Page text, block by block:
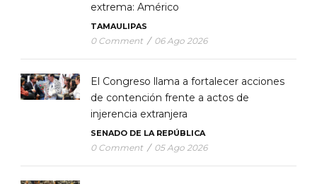
extrema: Américo
TAMAULIPAS
0 Comment / 06 Ago 2026
El Congreso llama a fortalecer acciones
de contención frente a actos de
injerencia extranjera
SENADO DE LA REPÚBLICA
0 Comment / 05 Ago 2026